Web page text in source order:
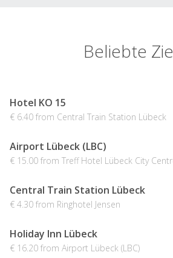
Beliebte
Hotel KO 15
€ 6.40 from Central Train Station Lübeck
Airport Lübeck (LBC)
€ 15.00 from Treff Hotel Lübeck City
Central Train Station Lübeck
€ 4.30 from Ringhotel Jensen
Holiday Inn Lübeck
€ 16.20 from Airport Lübeck (LBC)